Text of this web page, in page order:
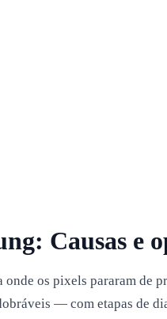
Causas e
onde os pixels pararam de
— com etapas de